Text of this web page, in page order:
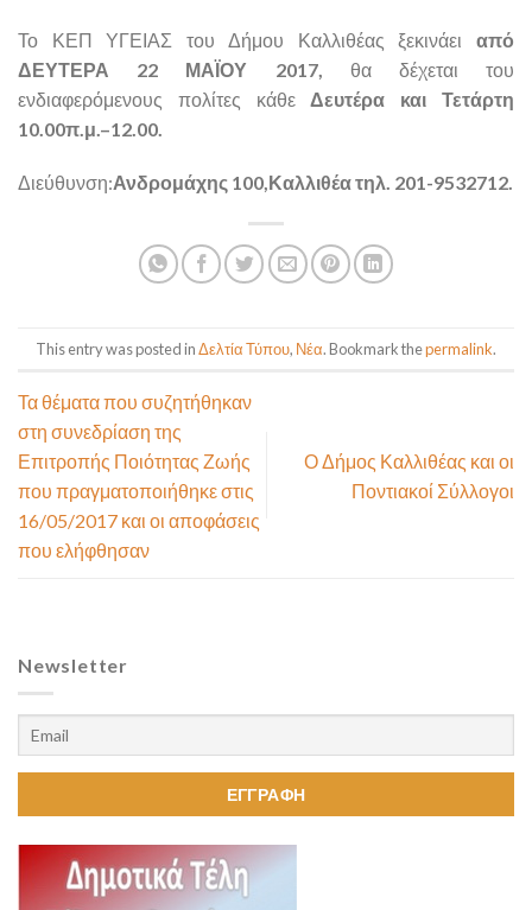
Το ΚΕΠ ΥΓΕΙΑΣ του Δήμου Καλλιθέας ξεκινάει από
ΔΕΥΤΕΡΑ 22 ΜΑΪΟΥ 2017,
θα δέχεται του
ενδιαφερόμενους πολίτες κάθε Δευτέρα και Τετάρτη
10.00π.μ.–12.00.
Διεύθυνση:Ανδρομάχης 100,Καλλιθέα τηλ. 201-9532712.
This entry was posted inΔελτία Τύπου, Νέα. Bookmark thepermalink.
Τα θέματα που συζητήθηκαν
στη συνεδρίαση της
Επιτροπής Ποιότητας Ζωής
που πραγματοποιήθηκε στις
16/05/2017 και οι αποφάσεις
που ελήφθησαν
Ο Δήμος Καλλιθέας και οι
Ποντιακοί Σύλλογοι
Newsletter